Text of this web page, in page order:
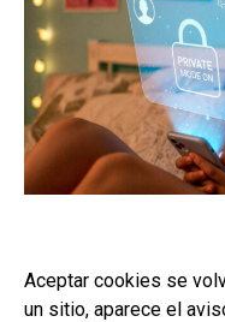
Aceptar cookies se
un sitio, aparece el